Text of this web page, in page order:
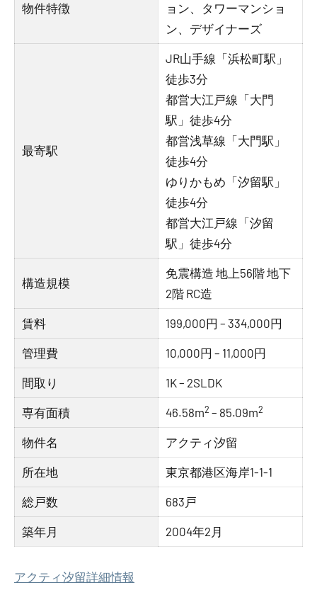
物件特徴
ョン、タワーマンショ
ン、デザイナーズ
最寄駅
JR山手線「浜松町駅」
徒歩3分
都営大江戸線「大門
駅」徒歩4分
都営浅草線「大門駅」
徒歩4分
ゆりかもめ「汐留駅」
徒歩4分
都営大江戸線「汐留
駅」徒歩4分
構造規模
免震構造 地上56階 地下
2階 RC造
賃料 199,000円 – 334,000円
管理費 10,000円 – 11,000円
間取り 1K – 2SLDK
専有面積 46.58m2 – 85.09m2
物件名 アクティ汐留
所在地 東京都港区海岸1-1-1
総戸数 683戸
築年月 2004年2月
アクティ汐留詳細情報